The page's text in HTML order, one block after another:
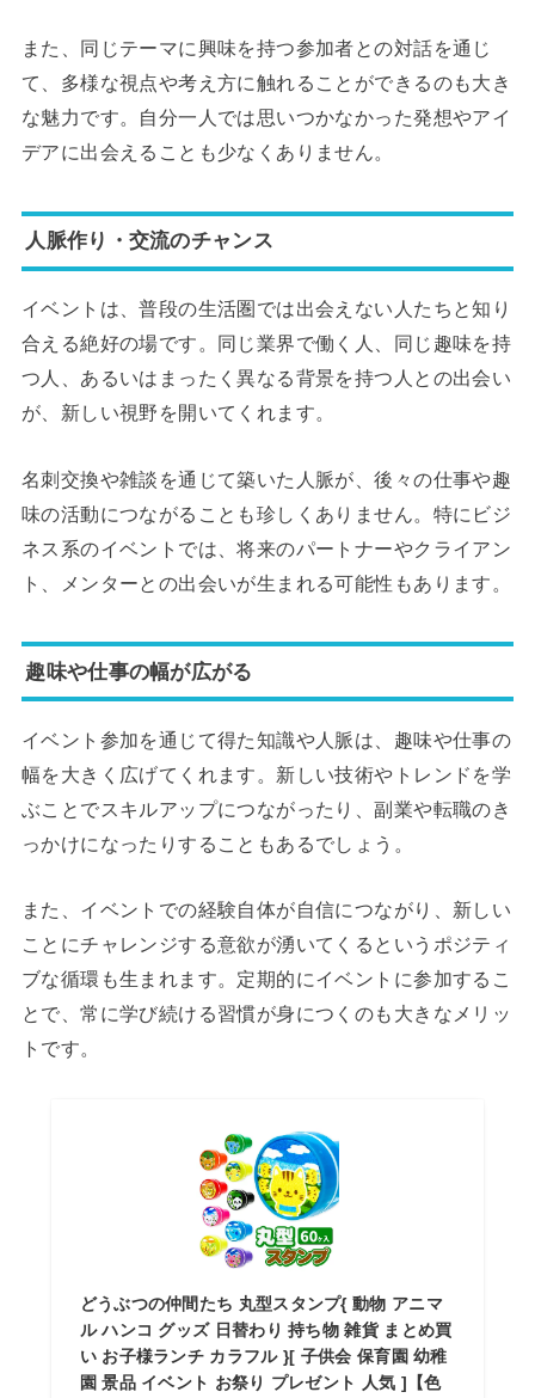
また、同じテーマに興味を持つ参加者との対話を通じ
て、多様な視点や考え方に触れることができるのも大き
な魅力です。自分一人では思いつかなかった発想やアイ
デアに出会えることも少なくありません。
人脈作り・交流のチャンス
イベントは、普段の生活圏では出会えない人たちと知り
合える絶好の場です。同じ業界で働く人、同じ趣味を持
つ人、あるいはまったく異なる背景を持つ人との出会い
が、新しい視野を開いてくれます。
名刺交換や雑談を通じて築いた人脈が、後々の仕事や趣
味の活動につながることも珍しくありません。特にビジ
ネス系のイベントでは、将来のパートナーやクライアン
ト、メンターとの出会いが生まれる可能性もあります。
趣味や仕事の幅が広がる
イベント参加を通じて得た知識や人脈は、趣味や仕事の
幅を大きく広げてくれます。新しい技術やトレンドを学
ぶことでスキルアップにつながったり、副業や転職のき
っかけになったりすることもあるでしょう。
また、イベントでの経験自体が自信につながり、新しい
ことにチャレンジする意欲が湧いてくるというポジティ
ブな循環も生まれます。定期的にイベントに参加するこ
とで、常に学び続ける習慣が身につくのも大きなメリッ
トです。
どうぶつの仲間たち 丸型スタンプ{ 動物 アニマ
ル ハンコ グッズ 日替わり 持ち物 雑貨 まとめ買
い お子様ランチ カラフル }[ 子供会 保育園 幼稚
園 景品 イベント お祭り プレゼント 人気 ]【色